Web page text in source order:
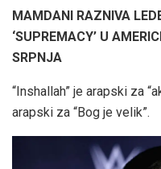
MAMDANI RAZNIVA
‘SUPREMACY’ U
SRPNJA
“Inshallah” je arapski za
arapski za “Bog je velik”.